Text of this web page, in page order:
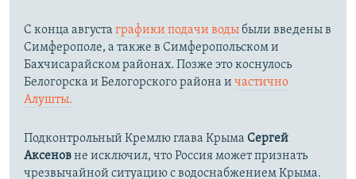
С конца августа графики подачи водыбыли введены в
Симферополе, а также в Симферопольском и
Бахчисарайском районах. Позже это коснулось
Белогорска и Белогорского района и частично
Алушты.
Подконтрольный Кремлю глава Крыма Сергей
Аксеновне исключил, что Россия может признать
чрезвычайной ситуацию с водоснабжением Крыма.